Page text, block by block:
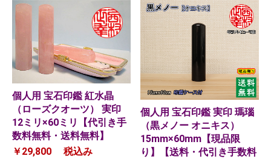
個人用 宝石印鑑 紅水晶
（ローズクオーツ） 実印
12ミリ×60ミリ【代引き手
数料無料・送料無料】
￥29,800
税込み
個人用 宝石印鑑 実印 瑪瑙
（黒メノー オニキス）
15mm×60mm【現品限
り】【送料・代引き手数料